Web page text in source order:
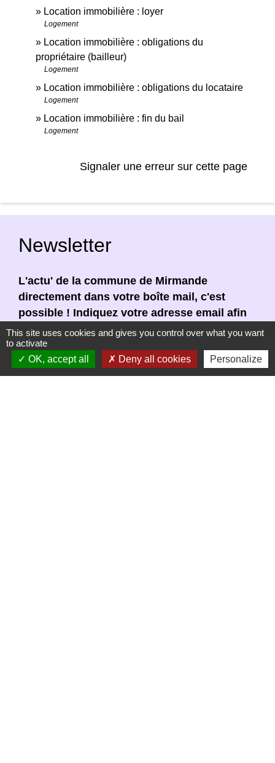
Location immobilière : loyer
Logement
Location immobilière : obligations du
propriétaire (bailleur)
Logement
Location immobilière : obligations du locataire
Logement
Location immobilière : fin du bail
Logement
Signaler une erreur sur cette page
Newsletter
L'actu' de la commune de Mirmande
directement dans votre boîte mail, c'est
possible ! Indiquez votre adresse email afin
de vous abonner à notre newsletter.
En renseignant votre adresse email, vous
acceptez de recevoir notre newsletter par
This site uses cookies and gives you control over what you want
to activate
OK, accept all
Deny all cookies Personalize